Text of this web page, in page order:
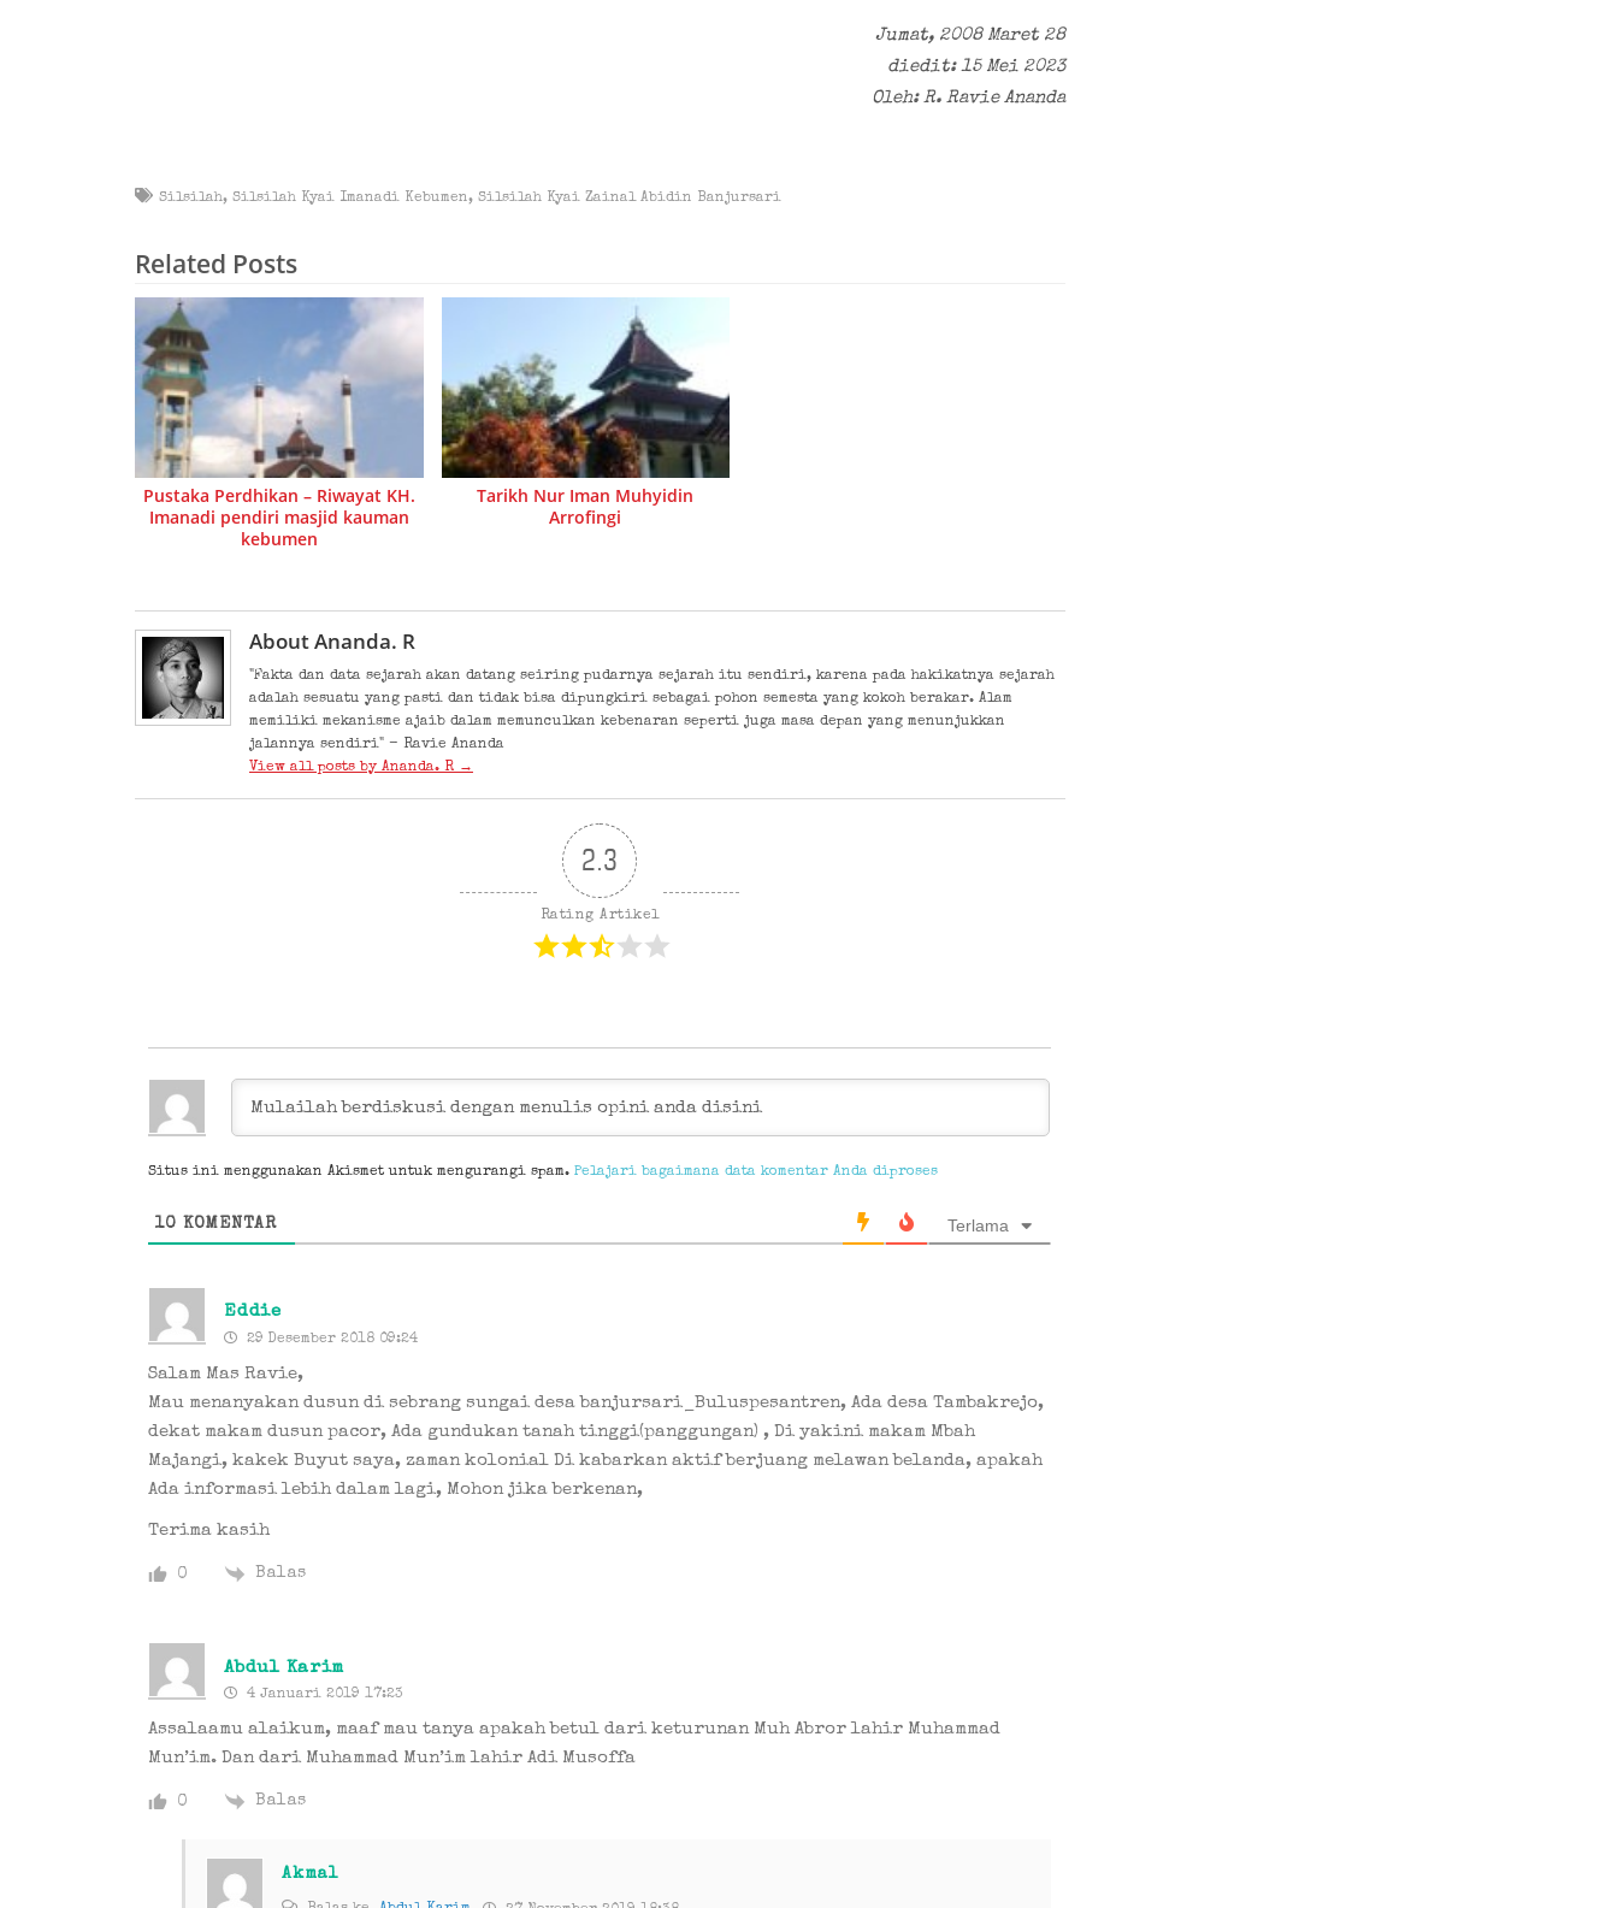
Jumat, 2008 Maret 28
diedit: 15 Mei 2023
Oleh: R. Ravie Ananda
Silsilah, Silsilah Kyai Imanadi Kebumen, Silsilah Kyai Zainal Abidin Banjursari
Related Posts
Pustaka Perdhikan – Riwayat KH.
Imanadi pendiri masjid kauman
kebumen
Tarikh Nur Iman Muhyidin
Arrofingi
About Ananda. R
"Fakta dan data sejarah akan datang seiring pudarnya sejarah itu sendiri, karena pada hakikatnya sejarah
adalah sesuatu yang pasti dan tidak bisa dipungkiri sebagai pohon semesta yang kokoh berakar. Alam
memiliki mekanisme ajaib dalam memunculkan kebenaran seperti juga masa depan yang menunjukkan
jalannya sendiri" - Ravie Ananda
View all posts by Ananda. R →
2.3
Rating Artikel
Situs ini menggunakan Akismet untuk mengurangi spam.Pelajari bagaimana data komentar Anda diproses
10 KOMENTAR Terlama
Eddie
29 Desember 2018 09:24
Salam Mas Ravie,
Mau menanyakan dusun di sebrang sungai desa banjursari_Buluspesantren, Ada desa Tambakrejo,
dekat makam dusun pacor, Ada gundukan tanah tinggi(panggungan) , Di yakini makam Mbah
Majangi, kakek Buyut saya, zaman kolonial Di kabarkan aktif berjuang melawan belanda, apakah
Ada informasi lebih dalam lagi, Mohon jika berkenan,
Terima kasih
0 Balas
Abdul Karim
4 Januari 2019 17:23
Assalaamu alaikum, maaf mau tanya apakah betul dari keturunan Muh Abror lahir Muhammad
Mun’im. Dan dari Muhammad Mun’im lahir Adi Musoffa
0 Balas
Akmal